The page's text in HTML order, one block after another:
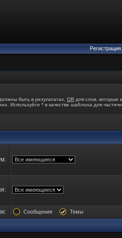
Регистрация
быть в результатах, OR для слов, которые
Используйте * в качестве шаблона для
Сообщения Темы